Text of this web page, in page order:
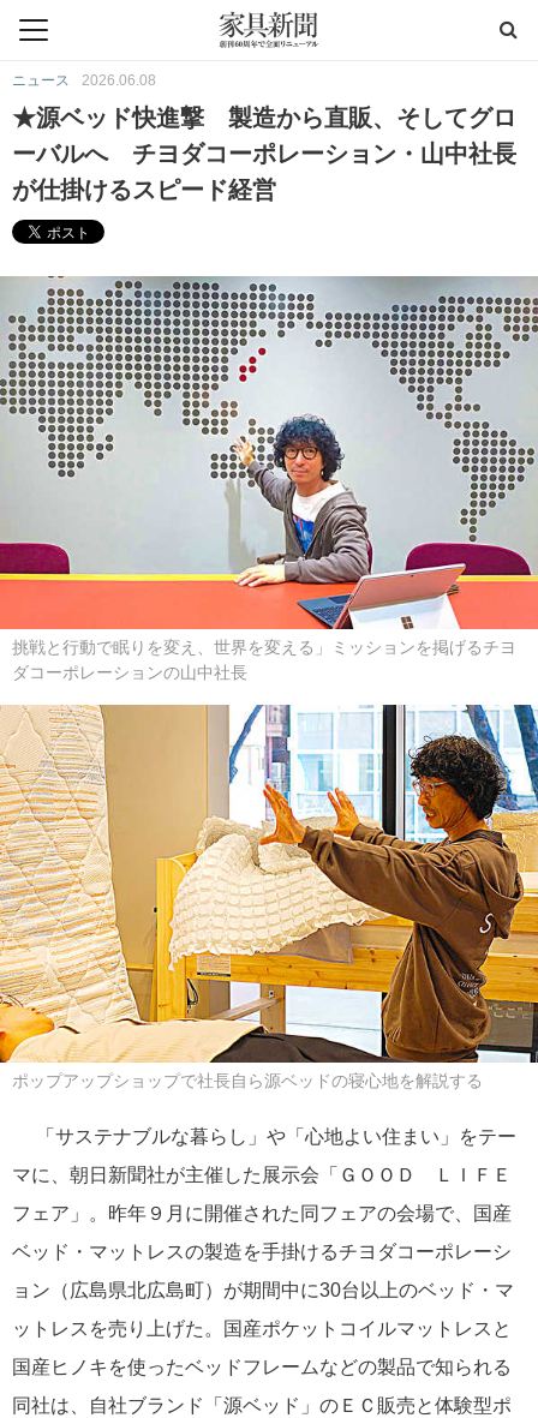
ニュース 2026.06.08
★源ベッド快進撃 製造から直販、そしてグロ
ーバルへ チヨダコーポレーション・山中社長
が仕掛けるスピード経営
挑戦と行動で眠りを変え、世界を変える」ミッションを掲げるチヨ
ダコーポレーションの山中社長
ポップアップショップで社長自ら源ベッドの寝心地を解説する
「サステナブルな暮らし」や「心地よい住まい」をテー
マに、朝日新聞社が主催した展示会「ＧＯＯＤ ＬＩＦＥ
フェア」。昨年９月に開催された同フェアの会場で、国産
ベッド・マットレスの製造を手掛けるチヨダコーポレーシ
ョン（広島県北広島町）が期間中に30台以上のベッド・マ
ットレスを売り上げた。国産ポケットコイルマットレスと
国産ヒノキを使ったベッドフレームなどの製品で知られる
同社は、自社ブランド「源ベッド」のＥＣ販売と体験型ポ